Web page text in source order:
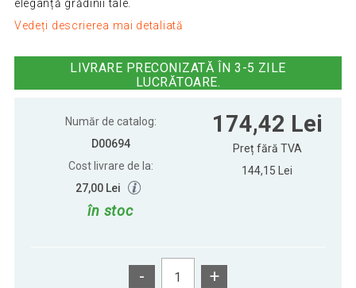
eleganță grădinii tale.
Vedeți descrierea mai detaliată
LIVRARE PRECONIZATĂ ÎN 3-5 ZILE
LUCRĂTOARE.
Număr de catalog:
D00694
Cost livrare de la:
27,00 Lei
în stoc
174,42 Lei
Preț fără TVA
144,15 Lei
- +